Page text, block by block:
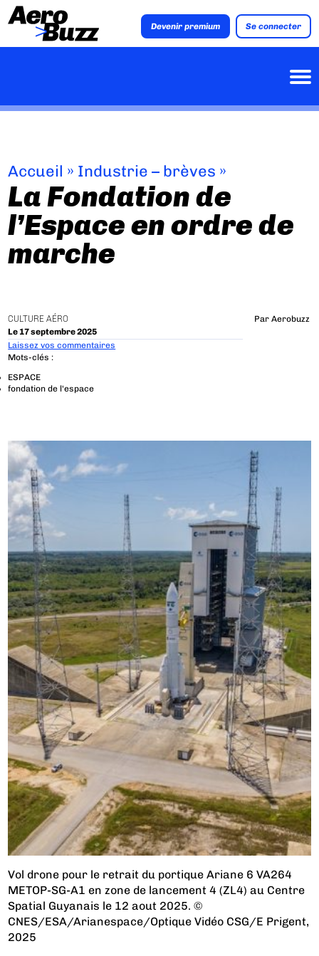
Devenir premium Se connecter
Accueil » Industrie – brèves »
La Fondation de
l’Espace en ordre de
marche
CULTURE AÉRO
Le 17 septembre 2025
Par Aerobuzz
Laissez vos commentaires
Mots-clés :
ESPACE
fondation de l'espace
Vol drone pour le retrait du portique Ariane 6 VA264
METOP-SG-A1 en zone de lancement 4 (ZL4) au Centre
Spatial Guyanais le 12 aout 2025. ©
CNES/ESA/Arianespace/Optique Vidéo CSG/E Prigent,
2025